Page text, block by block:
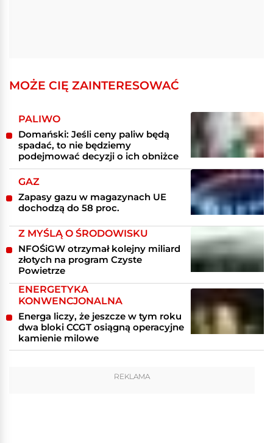
MOŻE CIĘ ZAINTERESOWAĆ
PALIWO
Domański: Jeśli ceny paliw będą
spadać, to nie będziemy
podejmować decyzji o ich obniżce
GAZ
Zapasy gazu w magazynach UE
dochodzą do 58 proc.
Z MYŚLĄ O ŚRODOWISKU
NFOŚiGW otrzymał kolejny miliard
złotych na program Czyste
Powietrze
ENERGETYKA
KONWENCJONALNA
Energa liczy, że jeszcze w tym roku
dwa bloki CCGT osiągną operacyjne
kamienie milowe
REKLAMA